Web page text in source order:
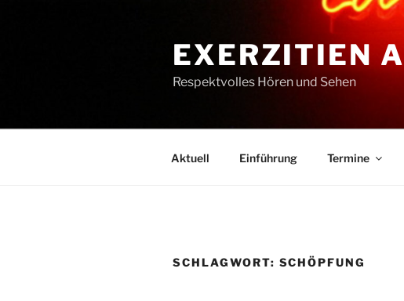
EXERZITIEN
Respektvolles Hören und Sehen
Aktuell Einführung Termine
SCHLAGWORT: SCHÖPFUNG